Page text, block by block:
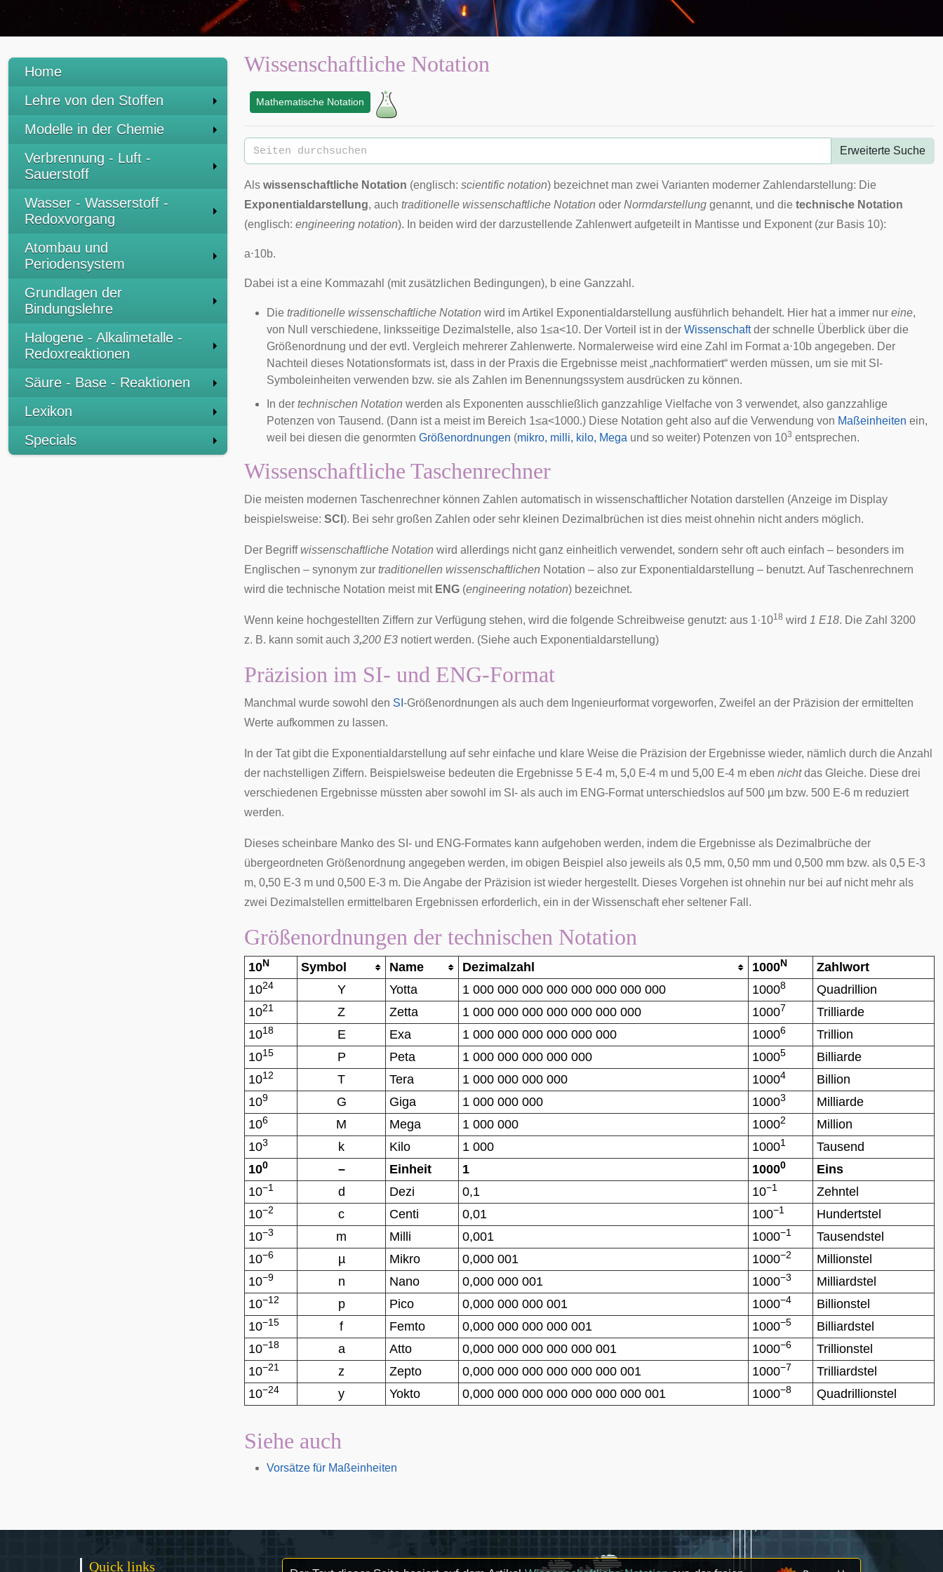
Home
Lehre von den Stoffen
Modelle in der Chemie
Verbrennung - Luft -
Sauerstoff
Wasser - Wasserstoff -
Redoxvorgang
Atombau und
Periodensystem
Grundlagen der
Bindungslehre
Halogene - Alkalimetalle -
Redoxreaktionen
Säure - Base - Reaktionen
Lexikon
Specials
Wissenschaftliche Notation
Mathematische Notation
Erweiterte Suche
Als wissenschaftliche Notation (englisch: scientific notation) bezeichnet man zwei Varianten moderner Zahlendarstellung: Die
Exponentialdarstellung, auch traditionelle wissenschaftliche Notation oder Normdarstellung genannt, und die technische Notation
(englisch: engineering notation). In beiden wird der darzustellende Zahlenwert aufgeteilt in Mantisse und Exponent(zur Basis 10):
a⋅10b.
Dabei ista eine Kommazahl (mit zusätzlichen Bedingungen), b eine Ganzzahl.
Die traditionelle wissenschaftliche Notation wird im Artikel Exponentialdarstellung ausführlich behandelt. Hier hata immer nur eine,
von Null verschiedene, linksseitige Dezimalstelle, also 1≤a<10. Der Vorteil ist in der Wissenschaftder schnelle Überblick über die
Größenordnung und der evtl. Vergleich mehrerer Zahlenwerte. Normalerweise wird eine Zahl im Formata⋅10b angegeben. Der
Nachteil dieses Notationsformats ist, dass in der Praxis die Ergebnisse meist „nachformatiert“ werden müssen, um sie mit SI-
Symboleinheiten verwenden bzw. sie als Zahlen im Benennungssystem ausdrücken zu können.
In der technischen Notation werden als Exponenten ausschließlich ganzzahlige Vielfache von 3 verwendet, also ganzzahlige
Potenzen von Tausend. (Dann ista meist im Bereich 1≤a<1000.) Diese Notation geht also auf die Verwendung von Maßeinheiten ein,
weil bei diesen die genormten Größenordnungen (mikro, milli, kilo, Mega und so weiter) Potenzen von 103 entsprechen.
Wissenschaftliche Taschenrechner
Die meisten modernen Taschenrechner können Zahlen automatisch in wissenschaftlicher Notation darstellen (Anzeige im Display
beispielsweise: SCI ). Bei sehr großen Zahlen oder sehr kleinen Dezimalbrüchen ist dies meist ohnehin nicht anders möglich.
Der Begriff wissenschaftliche Notation wird allerdings nicht ganz einheitlich verwendet, sondern sehr oft auch einfach – besonders im
Englischen – synonym zur traditionellen wissenschaftlichen Notation – also zur Exponentialdarstellung – benutzt. Auf Taschenrechnern
wird die technische Notation meist mit ENG (engineering notation) bezeichnet.
Wenn keine hochgestellten Ziffern zur Verfügung stehen, wird die folgende Schreibweise genutzt: aus 1·1018 wird 1 E18. Die Zahl 3200
z. B. kann somit auch 3,200 E3 notiert werden. (Siehe auch Exponentialdarstellung)
Präzision im SI- und ENG-Format
Manchmal wurde sowohl den SI -Größenordnungen als auch dem Ingenieurformat vorgeworfen, Zweifel an der Präzision der ermittelten
Werte aufkommen zu lassen.
In der Tat gibt die Exponentialdarstellung auf sehr einfache und klare Weise die Präzision der Ergebnisse wieder, nämlich durch die Anzahl
der nachstelligen Ziffern. Beispielsweise bedeuten die Ergebnisse 5 E-4 m, 5,0 E-4 m und 5,00 E-4 m eben nichtdas Gleiche. Diese drei
verschiedenen Ergebnisse müssten aber sowohl im SI- als auch im ENG-Format unterschiedslos auf 500 µm bzw. 500 E-6 m reduziert
werden.
Dieses scheinbare Manko des SI- und ENG-Formates kann aufgehoben werden, indem die Ergebnisse als Dezimalbrüche der
übergeordneten Größenordnung angegeben werden, im obigen Beispiel also jeweils als 0,5 mm, 0,50 mm und 0,500 mm bzw. als 0,5 E-3
m, 0,50 E-3 m und 0,500 E-3 m. Die Angabe der Präzision ist wieder hergestellt. Dieses Vorgehen ist ohnehin nur bei auf nicht mehr als
zwei Dezimalstellen ermittelbaren Ergebnissen erforderlich, ein in der Wissenschaft eher seltener Fall.
Größenordnungen der technischen Notation
10N Symbol Name Dezimalzahl 1000N
Zahlwort
1024 Y Yotta 1 000 000 000 000 000 000 000 000 10008
Quadrillion
1021 Z Zetta 1 000 000 000 000 000 000 000 10007
Trilliarde
1018 E Exa 1 000 000 000 000 000 000 10006
Trillion
1015 P Peta 1 000 000 000 000 000 10005
Billiarde
1012 T Tera 1 000 000 000 000 10004
Billion
109 G Giga 1 000 000 000 10003
Milliarde
106 M Mega 1 000 000 10002
Million
103 k Kilo 1 000 10001
Tausend
100 – Einheit 1 10000
Eins
10−1 d Dezi 0,1 10−1
Zehntel
10−2 c Centi 0,01 100−1
Hundertstel
10−3 m Milli 0,001 1000−1
Tausendstel
10−6 µ Mikro 0,000 001 1000−2
Millionstel
10−9 n Nano 0,000 000 001 1000−3
Milliardstel
10−12 p Pico 0,000 000 000 001 1000−4
Billionstel
10−15 f Femto 0,000 000 000 000 001 1000−5
Billiardstel
10−18 a Atto 0,000 000 000 000 000 001 1000−6
Trillionstel
10−21 z Zepto 0,000 000 000 000 000 000 001 1000−7
Trilliardstel
10−24 y Yokto 0,000 000 000 000 000 000 000 001 1000−8 Quadrillionstel
Siehe auch
Vorsätze für Maßeinheiten
Quick links